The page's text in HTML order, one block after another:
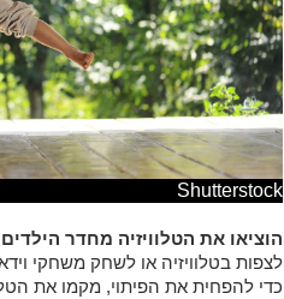
Shutterstock
הוציאו את הטלוויזיה מחדר
לצפות בטלוויזיה או לשחק משחקי
כדי להפחית את הפיתוי, מקמו את